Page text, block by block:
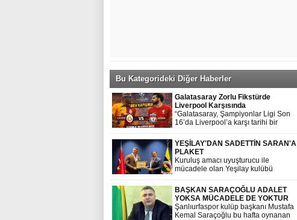
Bu Kategorideki Diğer Haberler
Galatasaray Zorlu Fikstürde
Liverpool Karşısında
“Galatasaray, Şampiyonlar Ligi Son
16’da Liverpool’a karşı tarihi bir
2-3 günde bir maç oynayacak olan
sarı-kırmızılılar, kart sınırlarını da
gözetmek zorunda.”
YEŞİLAY'DAN SADETTİN SARAN'A
PLAKET
Kuruluş amacı uyuşturucu ile
mücadele olan Yeşilay kulübü
Fenerbahçe kulüp başkanı Sadettin
saran 'a plaket verildi
BAŞKAN SARAÇOĞLU ADALET
YOKSA MÜCADELE DE YOKTUR
Şanlıurfaspor kulüp başkanı Mustafa
Kemal Saraçoğlu bu hafta oynanan